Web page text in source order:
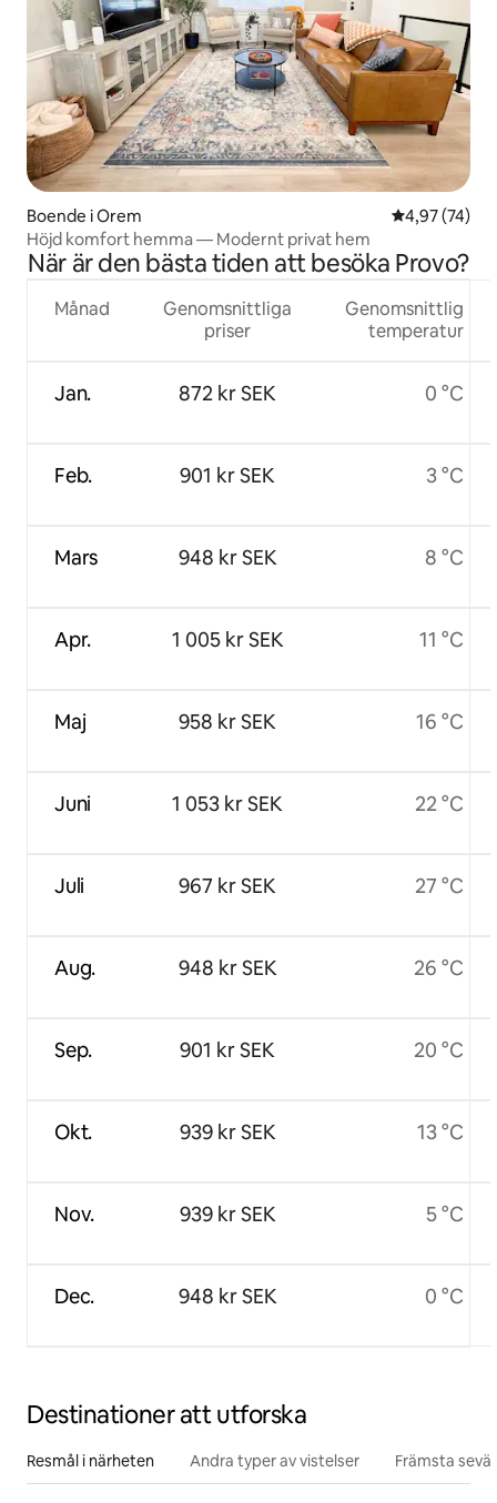
Boende i Orem 4,97 av 5 i
4,97 (74)
Höjd komfort hemma — Modernt privat hem
När är den bästa tiden att besöka Provo?
Månad
Jan.
Feb.
Mars
Apr.
Maj
Juni
Juli
Aug.
Sep.
Okt.
Nov.
Dec.
Genomsnittliga
priser
872 kr SEK
901 kr SEK
948 kr SEK
1 005 kr SEK
958 kr SEK
1 053 kr SEK
967 kr SEK
948 kr SEK
901 kr SEK
939 kr SEK
939 kr SEK
948 kr SEK
Genomsnittlig
temperatur
0 °C
3 °C
8 °C
11 °C
16 °C
22 °C
27 °C
26 °C
20 °C
13 °C
5 °C
0 °C
Destinationer att utforska
Resmål i närheten Andra typer av vistelser Främsta